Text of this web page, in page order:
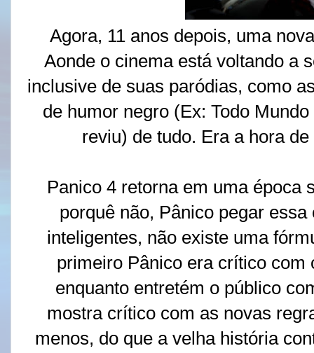
Agora, 11 anos depois, uma
Aonde o cinema está voltando a
inclusive de suas paródias, como
de humor negro (Ex: Todo
reviu) de tudo. Era a hora
Panico 4 retorna em uma época
porquê não, Pânico pegar
inteligentes, não existe uma
primeiro Pânico era crítico com
enquanto entretém o público
mostra crítico com as novas
menos, do que a velha história